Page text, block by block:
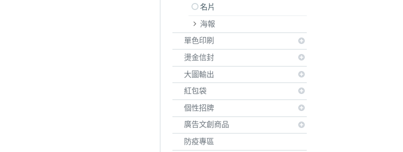
名片
海報
單色印刷
燙金信封
大圖輸出
紅包袋
個性招牌
廣告文創商品
防疫專區